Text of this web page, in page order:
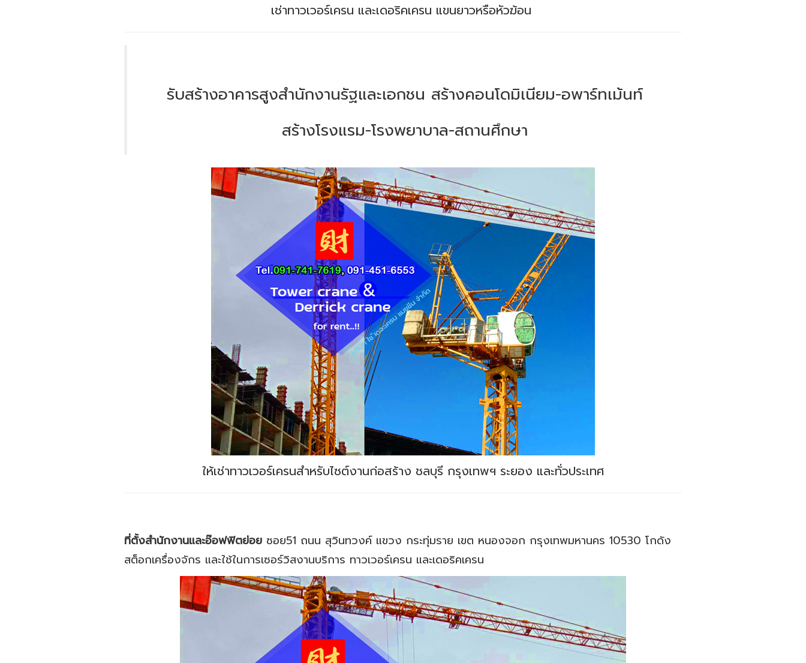
เช่าทาวเวอร์เครน และเดอริคเครน แขนยาวหรือหัวฆ้อน
รับสร้างอาคารสูงสำนักงานรัฐและเอกชน สร้างคอนโดมิเนียม-อพาร์ทเม้นท์
สร้างโรงแรม-โรงพยาบาล-สถานศึกษา
ให้เช่าทาวเวอร์เครนสำหรับไซต์งานก่อสร้าง ชลบุรี กรุงเทพฯ ระยอง และทั่วประเทศ
ที่ตั้งสำนักงานและอ๊อฟฟิตย่อย ซอย51 ถนน สุวินทวงค์ แขวง กระทุ่มราย เขต หนองจอก กรุงเทพมหานคร 10530 โกดัง
สต็อกเครื่องจักร และใช้ในการเซอร์วิสงานบริการ ทาวเวอร์เครน และเดอริคเครน